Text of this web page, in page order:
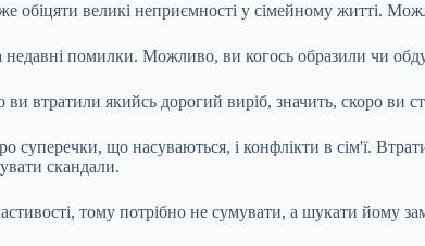
обіцяти великі неприємності у сімейному житті.
помилки. Можливо, ви когось образили чи
втратили якийсь дорогий виріб, значить, скоро ви
що насуваються, і конфлікти в сім'ї.
скандали.
тому потрібно не сумувати, а шукати йому